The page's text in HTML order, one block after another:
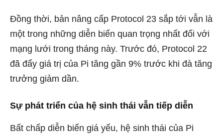
Đồng thời, bản nâng cấp Protocol 23 sắp tới vẫn là
một trong những diễn biến quan trọng nhất đối với
mạng lưới trong tháng này. Trước đó, Protocol 22
đã đẩy giá trị của Pi tăng gần 9% trước khi đà tăng
trưởng giảm dần.
Sự phát triển của hệ sinh thái vẫn tiếp diễn
Bất chấp diễn biến giá yếu, hệ sinh thái của Pi